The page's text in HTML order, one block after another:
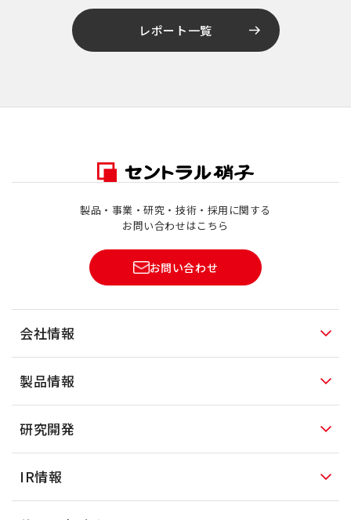
レポート一覧
製品・事業・研究・技術・採用に関する
お問い合わせはこちら
お問い合わせ
会社情報
製品情報
研究開発
IR情報